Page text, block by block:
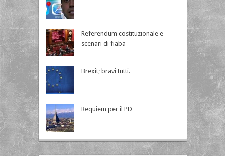
Referendum costituzionale e
scenari di fiaba
Brexit; bravi tutti.
Requiem per il PD